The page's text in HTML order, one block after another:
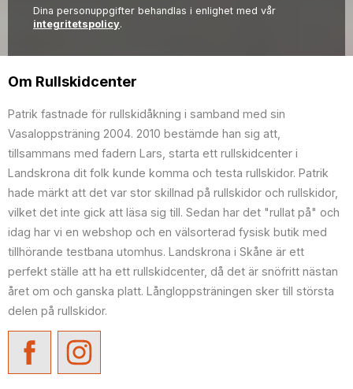
Dina personuppgifter behandlas i enlighet med vår
integritetspolicy.
Om Rullskidcenter
Patrik fastnade för rullskidåkning i samband med sin
Vasaloppsträning 2004. 2010 bestämde han sig att,
tillsammans med fadern Lars, starta ett rullskidcenter i
Landskrona dit folk kunde komma och testa rullskidor. Patrik
hade märkt att det var stor skillnad på rullskidor och rullskidor,
vilket det inte gick att läsa sig till. Sedan har det "rullat på" och
idag har vi en webshop och en välsorterad fysisk butik med
tillhörande testbana utomhus. Landskrona i Skåne är ett
perfekt ställe att ha ett rullskidcenter, då det är snöfritt nästan
året om och ganska platt. Långloppsträningen sker till största
delen på rullskidor.